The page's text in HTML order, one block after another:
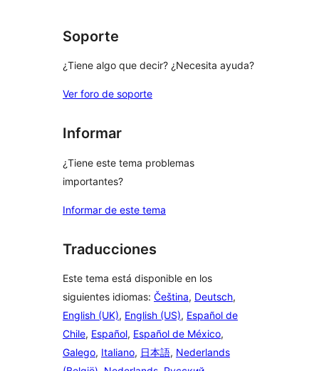
Soporte
¿Tiene algo que decir? ¿Necesita ayuda?
Ver foro de soporte
Informar
¿Tiene este tema problemas
importantes?
Informar de este tema
Traducciones
Este tema está disponible en los
siguientes idiomas: Čeština, Deutsch,
English (UK), English (US), Español de
Chile, Español, Español de México,
Galego, Italiano, 日本語, Nederlands